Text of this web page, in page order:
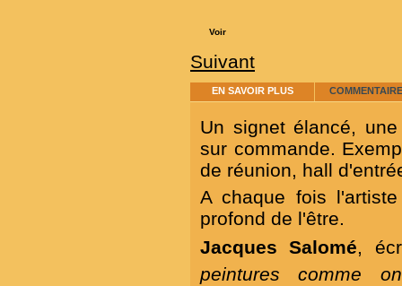
Voir
Suivant
EN SAVOIR PLUS
Un signet élancé,
sur commande.
de réunion, hall
A chaque fois
profond de l'être.
Jacques Salomé,
peintures comme